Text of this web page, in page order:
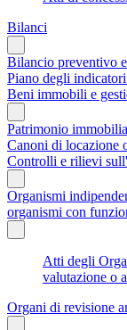
Bilanci
Bilancio preventivo
Piano degli
Beni immobili e
Patrimonio
Canoni di locazione
Controlli e rilievi
Organismi
organismi con
Atti degli
valutazione o
Organi di revisione